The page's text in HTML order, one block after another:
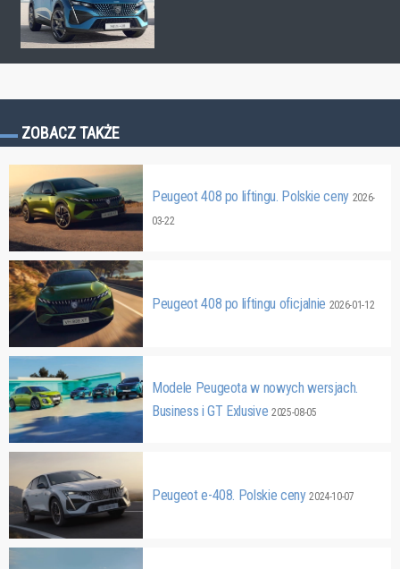
ZOBACZ TAKŻE
Peugeot 408 po liftingu. Polskie ceny 2026-
03-22
Peugeot 408 po liftingu oficjalnie 2026-01-12
Modele Peugeota w nowych wersjach.
Business i GT Exlusive 2025-08-05
Peugeot e-408. Polskie ceny2024-10-07